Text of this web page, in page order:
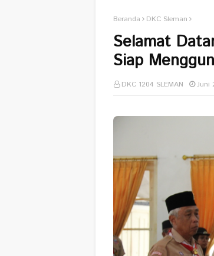
Beranda DKC Sleman
Selamat
Siap
DKC 1204 SLEMAN Juni